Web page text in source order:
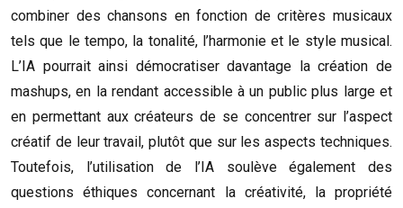
combiner des chansons en fonction de critères musicaux
tels que le tempo, la tonalité, l’harmonie et le style musical.
L’IA pourrait ainsi démocratiser davantage la création de
mashups, en la rendant accessible à un public plus large et
en permettant aux créateurs de se concentrer sur l’aspect
créatif de leur travail, plutôt que sur les aspects techniques.
Toutefois, l’utilisation de l’IA soulève également des
questions éthiques concernant la créativité, la propriété